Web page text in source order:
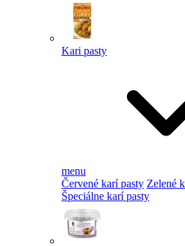
Kari pasty
menu
Červené karí pasty Zelené
Špeciálne karí pasty